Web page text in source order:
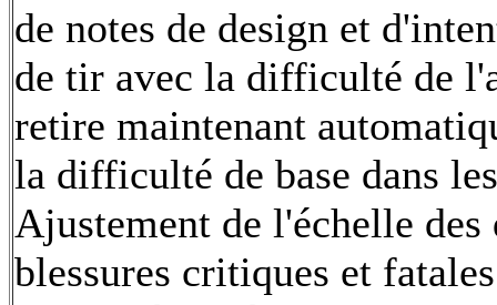
de notes de design et
de tir avec la difficulté de
retire maintenant
la difficulté de base dans
Ajustement de l'échelle
blessures critiques et